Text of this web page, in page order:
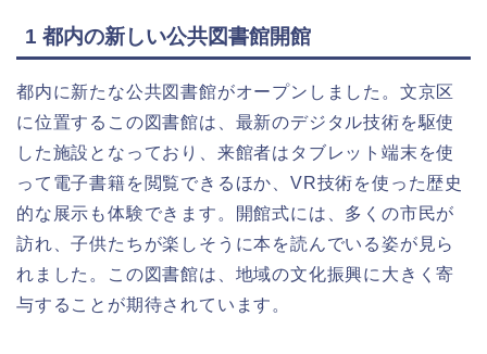
1 都内の新しい公共図書館開館
都内に新たな公共図書館がオープンしました。文京区
に位置するこの図書館は、最新のデジタル技術を駆使
した施設となっており、来館者はタブレット端末を使
って電子書籍を閲覧できるほか、VR技術を使った歴史
的な展示も体験できます。開館式には、多くの市民が
訪れ、子供たちが楽しそうに本を読んでいる姿が見ら
れました。この図書館は、地域の文化振興に大きく寄
与することが期待されています。